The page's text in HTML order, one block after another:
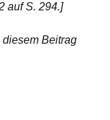
auf S. 294.]
Beitrag